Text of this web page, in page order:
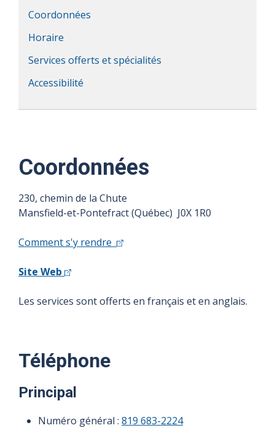
Coordonnées
Horaire
Services offerts et spécialités
Accessibilité
Coordonnées
230, chemin de la Chute
Mansfield-et-Pontefract (Québec) J0X 1R0
Comment s'y rendre
Site Web
Les services sont offerts en français et en anglais.
Téléphone
Principal
Numéro général : 819 683-2224